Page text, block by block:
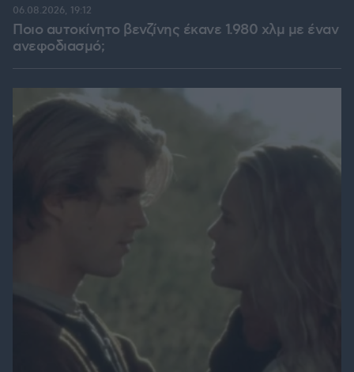
Ποιο αυτοκίνητο βενζίνης έκανε 1.980 χλμ με έναν
ανεφοδιασμό;
06.08.2026, 19:12